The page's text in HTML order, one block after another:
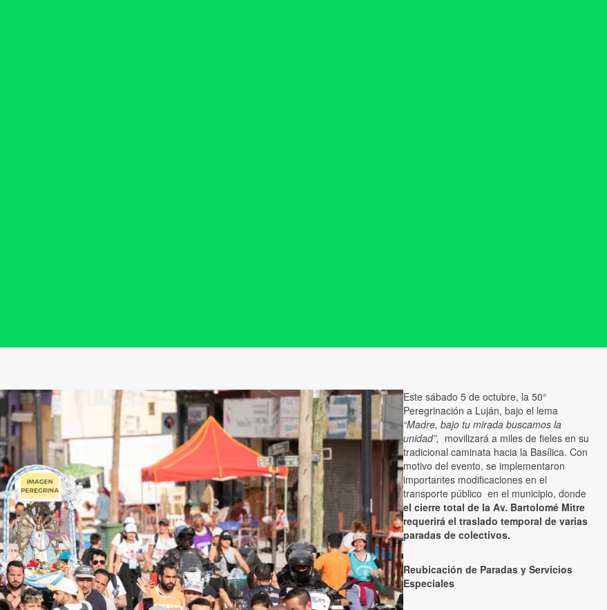
Este sábado 5 de octubre, la 50°
Peregrinación a Luján, bajo el lema
“Madre, bajo tu mirada buscamos la
unidad”, movilizará a miles de fieles en su
tradicional caminata hacia la Basílica. Con
motivo del evento, se implementaron
importantes modificaciones en el
transporte público en el municipio, donde
el cierre total de la Av. Bartolomé Mitre
requerirá el traslado temporal de varias
paradas de colectivos.
Reubicación de Paradas y Servicios
Especiales